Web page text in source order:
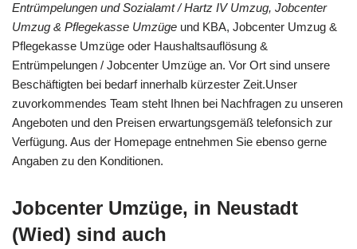
Entrümpelungen und Sozialamt / Hartz IV Umzug, Jobcenter
Umzug & Pflegekasse Umzüge und KBA, Jobcenter Umzug &
Pflegekasse Umzüge oder Haushaltsauflösung &
Entrümpelungen / Jobcenter Umzüge an. Vor Ort sind unsere
Beschäftigten bei bedarf innerhalb kürzester Zeit.Unser
zuvorkommendes Team steht Ihnen bei Nachfragen zu unseren
Angeboten und den Preisen erwartungsgemäß telefonsich zur
Verfügung. Aus der Homepage entnehmen Sie ebenso gerne
Angaben zu den Konditionen.
Jobcenter Umzüge, in Neustadt
(Wied) sind auch